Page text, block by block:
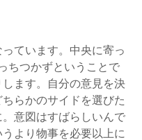
ています。中央に寄っ
ちつかずということで
ます。自分の意見を決
らかのサイドを選びた
意図はすばらしいんで
より物事を必要以上に